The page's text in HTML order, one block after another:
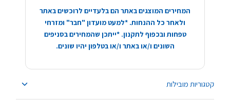
קטגוריות מובילות
המחירים המוצגים באתר הם בלעדיים לרוכשים באתר
ולאחר כל ההנחות. *למעט מועדון "חבר" ומזרחי
טפחות ובכפוף לתקנון. *ייתכן שהמחירים בסניפים
השונים ו/או באתר ו/או בטלפון יהיו שונים.